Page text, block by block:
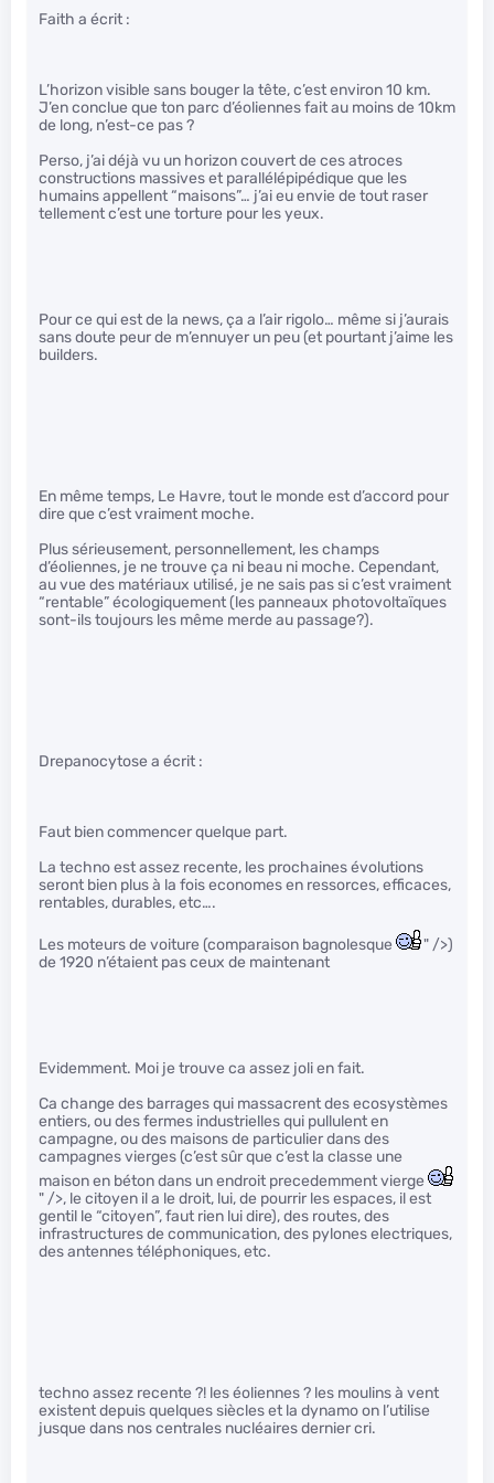
Faith a écrit :
L’horizon visible sans bouger la tête, c’est environ 10 km.
J’en conclue que ton parc d’éoliennes fait au moins de 10km
de long, n’est-ce pas ?
Perso, j’ai déjà vu un horizon couvert de ces atroces
constructions massives et parallélépipédique que les
humains appellent “maisons”… j’ai eu envie de tout raser
tellement c’est une torture pour les yeux.
Pour ce qui est de la news, ça a l’air rigolo… même si j’aurais
sans doute peur de m’ennuyer un peu (et pourtant j’aime les
builders.
En même temps, Le Havre, tout le monde est d’accord pour
dire que c’est vraiment moche.
Plus sérieusement, personnellement, les champs
d’éoliennes, je ne trouve ça ni beau ni moche. Cependant,
au vue des matériaux utilisé, je ne sais pas si c’est vraiment
“rentable” écologiquement (les panneaux photovoltaïques
sont-ils toujours les même merde au passage?).
Drepanocytose a écrit :
Faut bien commencer quelque part.
La techno est assez recente, les prochaines évolutions
seront bien plus à la fois economes en ressorces, efficaces,
rentables, durables, etc….
Les moteurs de voiture (comparaison bagnolesque
" />)
de 1920 n’étaient pas ceux de maintenant
Evidemment. Moi je trouve ca assez joli en fait.
Ca change des barrages qui massacrent des ecosystèmes
entiers, ou des fermes industrielles qui pullulent en
campagne, ou des maisons de particulier dans des
campagnes vierges (c’est sûr que c’est la classe une
maison en béton dans un endroit precedemment vierge
" />, le citoyen il a le droit, lui, de pourrir les espaces, il est
gentil le “citoyen”, faut rien lui dire), des routes, des
infrastructures de communication, des pylones electriques,
des antennes téléphoniques, etc.
techno assez recente ?! les éoliennes ? les moulins à vent
existent depuis quelques siècles et la dynamo on l’utilise
jusque dans nos centrales nucléaires dernier cri.